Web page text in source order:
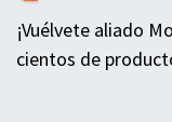
¡Vuélvete aliado
cientos de